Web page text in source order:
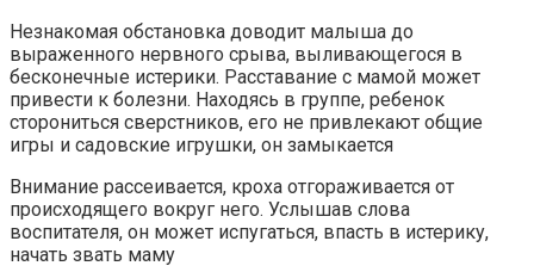
Незнакомая обстановка доводит малыша до
выраженного нервного срыва, выливающегося в
бесконечные истерики. Расставание с мамой может
привести к болезни. Находясь в группе, ребенок
сторониться сверстников, его не привлекают общие
игры и садовские игрушки, он замыкается
Внимание рассеивается, кроха отгораживается от
происходящего вокруг него. Услышав слова
воспитателя, он может испугаться, впасть в истерику,
начать звать маму